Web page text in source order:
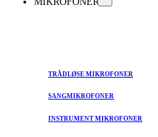
TRÅDLØSE MIKROFONER
SANGMIKROFONER
INSTRUMENT MIKROFONER